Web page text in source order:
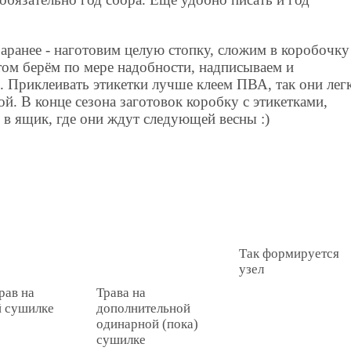
- наготовим целую стопку, сложим в коробочку
берём по мере надобности, надписываем и
этикетки лучше клеем ПВА, так они
В конце сезона заготовок коробку с этикетками,
в ящик, где они ждут следующей весны :)
на
сушилке
Трава на
дополнительной
одинарной (пока)
сушилке
Так формируется
узел